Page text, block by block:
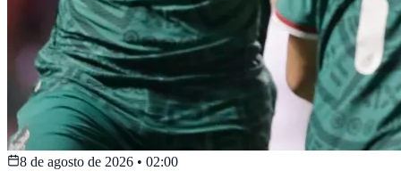
8 de agosto de 2026 • 02:00